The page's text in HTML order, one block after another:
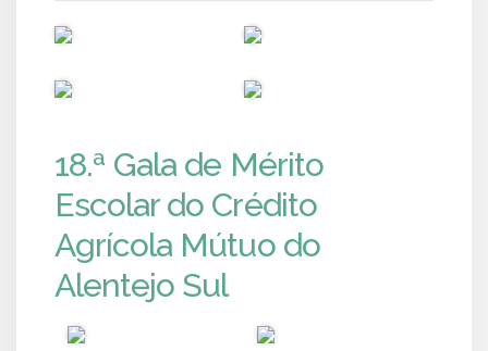
18.ª Gala de Mérito
Escolar do Crédito
Agrícola Mútuo do
Alentejo Sul